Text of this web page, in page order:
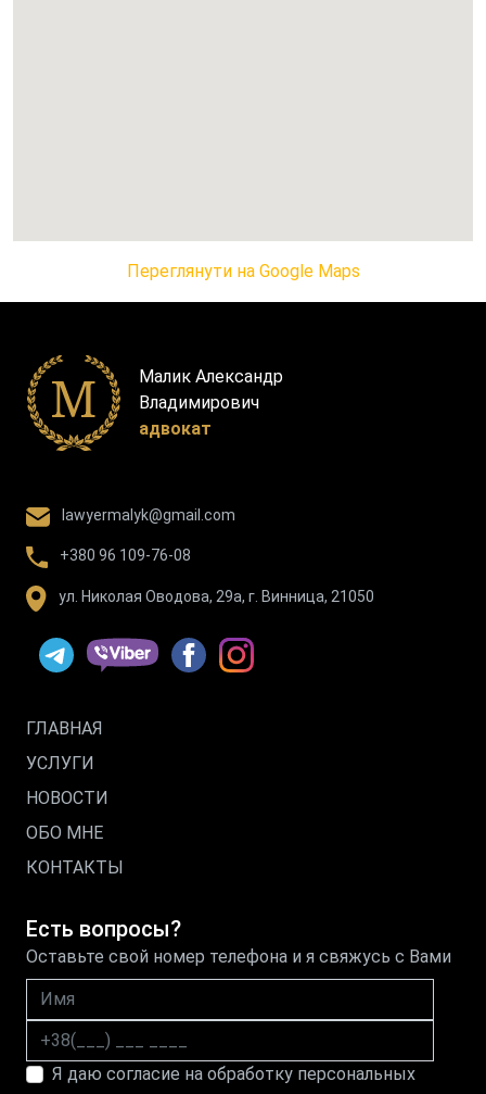
Переглянути на Google Maps
Малик Александр
Владимирович
адвокат
lawyermalyk@gmail.com
+380 96 109-76-08
ул. Николая Оводова, 29а, г. Винница, 21050
ГЛАВНАЯ
УСЛУГИ
НОВОСТИ
ОБО МНЕ
КОНТАКТЫ
Есть вопросы?
Оставьте свой номер телефона и я свяжусь с Вами
Имя
Номер телефона
Я даю согласие на обработку персональных